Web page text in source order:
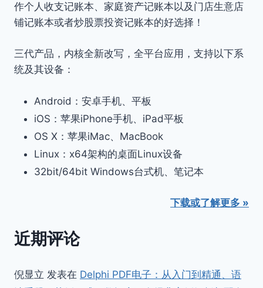
作个人收支记账本、家庭资产记账本以及门店生意店
铺记账本或者炒股票投资记账本的好选择！
三代产品，内核全新改写，全平台应用，支持以下系
统及其设备：
Android：安卓手机、平板
iOS：苹果iPhone手机、iPad平板
OS X：苹果iMac、MacBook
Linux：x64架构的桌面Linux设备
32bit/64bit Windows台式机、笔记本
下载或了解更多 »
近期评论
倪显立 发表在 Delphi PDF电子：从入门到精通、语